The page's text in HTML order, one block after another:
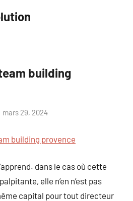
building
mars 29, 2024
building provence
dans le cas où cette
elle n’en n’est pas
capital pour tout directeur